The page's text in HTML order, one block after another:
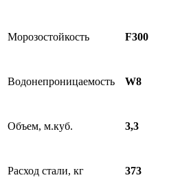
Морозостойкость F300
Водонепроницаемость W8
Объем, м.куб. 3,3
Расход стали, кг 373